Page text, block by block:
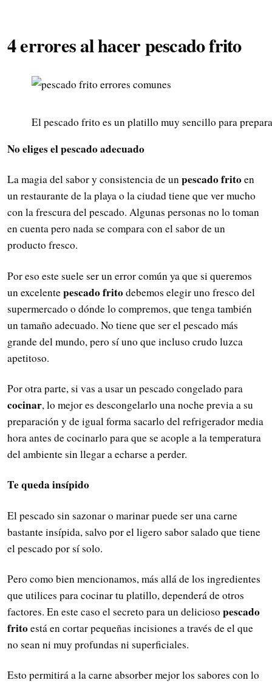
4 errores al hacer pescado frito
El pescado frito es un platillo muy sencillo para
No eliges el pescado adecuado
La magia del sabor y consistencia de unpescado fritoen
un restaurante de la playa o la ciudad tiene que ver mucho
con la frescura del pescado. Algunas personas no lo toman
en cuenta pero nada se compara con el sabor de un
producto fresco.
Por eso este suele ser un error común ya que si queremos
un excelentepescado fritodebemos elegir uno fresco del
supermercado o dónde lo compremos, que tenga también
un tamaño adecuado. No tiene que ser el pescado más
grande del mundo, pero sí uno que incluso crudo luzca
apetitoso.
Por otra parte, si vas a usar un pescado congelado para
cocinar, lo mejor es descongelarlo una noche previa a su
preparación y de igual forma sacarlo del refrigerador media
hora antes de cocinarlo para que se acople a la temperatura
del ambiente sin llegar a echarse a perder.
Te queda insípido
El pescado sin sazonar o marinar puede ser una carne
bastante insípida, salvo por el ligero sabor salado que tiene
el pescado por sí solo.
Pero como bien mencionamos, más allá de los ingredientes
que utilices para cocinar tu platillo, dependerá de otros
factores. En este caso el secreto para un delicioso pescado
fritoestá en cortar pequeñas incisiones a través de el que
no sean ni muy profundas ni superficiales.
Esto permitirá a la carne absorber mejor los sabores con lo